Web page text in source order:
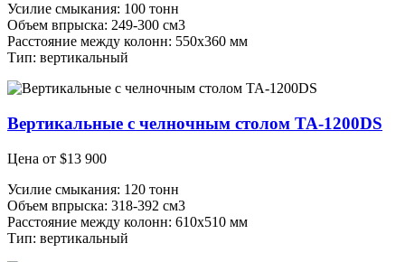
Усилие смыкания: 100 тонн
Объем впрыска: 249-300 см3
Расстояние между колонн: 550х360 мм
Тип: вертикальный
Вертикальные с челночным столом TA-1200DS
Цена от $13 900
Усилие смыкания: 120 тонн
Объем впрыска: 318-392 см3
Расстояние между колонн: 610х510 мм
Тип: вертикальный